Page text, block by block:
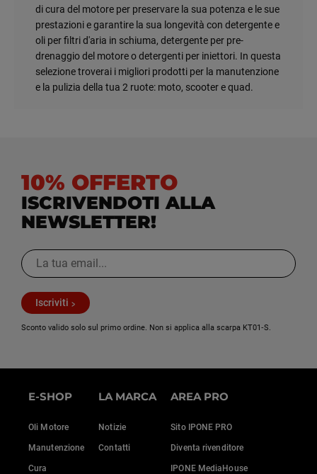
di cura del motore per preservare la sua potenza e le sue
prestazioni e garantire la sua longevità con detergente e
oli per filtri d'aria in schiuma, detergente per pre-
drenaggio del motore o detergenti per iniettori. In questa
selezione troverai i migliori prodotti per la manutenzione
e la pulizia della tua 2 ruote: moto, scooter e quad.
10% OFFERTO
ISCRIVENDOTI ALLA
NEWSLETTER!
Iscriviti
Sconto valido solo sul primo ordine. Non si applica alla scarpa KT01‑S.
E-SHOP
Oli Motore
Manutenzione
Cura
LA MARCA
Notizie
Contatti
AREA PRO
Sito IPONE PRO
Diventa rivenditore
IPONE MediaHouse